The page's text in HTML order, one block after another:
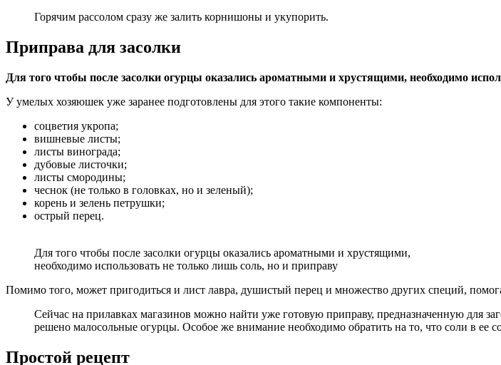
Горячим рассолом сразу же залить корнишоны и укупорить.
Приправа для засолки
Для того чтобы после засолки огурцы оказались ароматными и хрустящими, необходимо
У умелых хозяюшек уже заранее подготовлены для этого такие компоненты:
соцветия укропа;
вишневые листы;
листы винограда;
дубовые листочки;
листы смородины;
чеснок (не только в головках, но и зеленый);
корень и зелень петрушки;
острый перец.
Для того чтобы после засолки огурцы оказались ароматными и хрустящими,
необходимо использовать не только лишь соль, но и приправу
Помимо того, может пригодиться и лист лавра, душистый перец и множество других специй,
Сейчас на прилавках магазинов можно найти уже готовую приправу, предназначенную для
решено малосольные огурцы. Особое же внимание необходимо обратить на то, что соли в ее
Простой рецепт